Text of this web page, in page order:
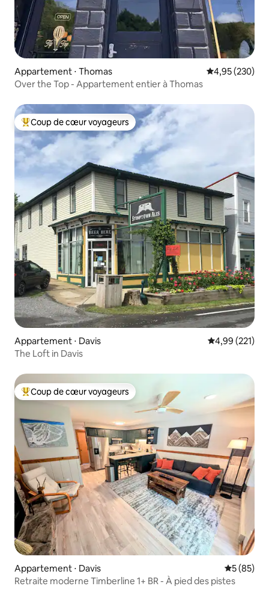
Appartement ⋅ Thomas Évaluation
4,95 (230)
Over the Top - Appartement entier à Thomas
Coups de cœur voyageurs les plus appréciés
Coup de cœur voyageurs
Appartement ⋅ Davis Évaluation
4,99 (221)
The Loft in Davis
Coups de cœur voyageurs les plus appréciés
Coup de cœur voyageurs
Appartement ⋅ Davis
5 (85)
Retraite moderne Timberline 1+ BR - À pied des pistes